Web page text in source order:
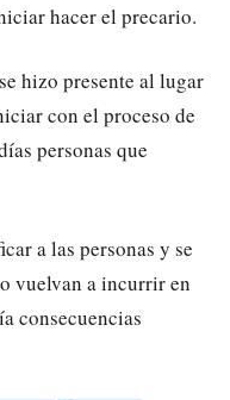
hacer el precario.
hizo presente al lugar
con el proceso de
personas que
a las personas y se
vuelvan a incurrir en
consecuencias